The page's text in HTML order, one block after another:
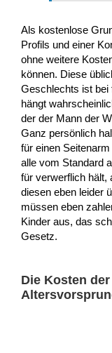
Als kostenlose
Profils und einer
ohne weitere
können. Diese
Geschlechts ist bei
hängt
der der Mann der
Ganz persönlich
für einen Seitenarm
alle vom Standard
für verwerflich hält,
diesen eben leider
müssen eben
Kinder aus, das
Gesetz.
Die Kosten